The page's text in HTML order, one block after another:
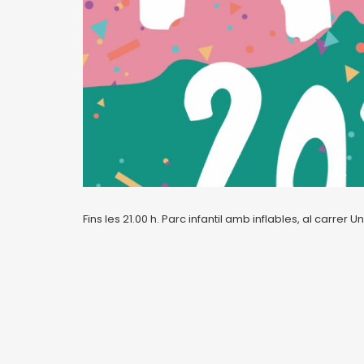
Fins les 21.00 h. Parc infantil amb inflables, al carrer